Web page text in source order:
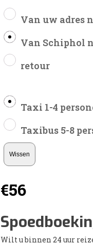
Van uw adres
Van Schiphol
retour
Taxi 1-4
Taxibus 5-8
Wissen
€56
Wilt u binnen 24 uur